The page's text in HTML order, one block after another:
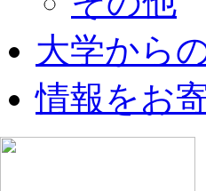
大学から
情報をお